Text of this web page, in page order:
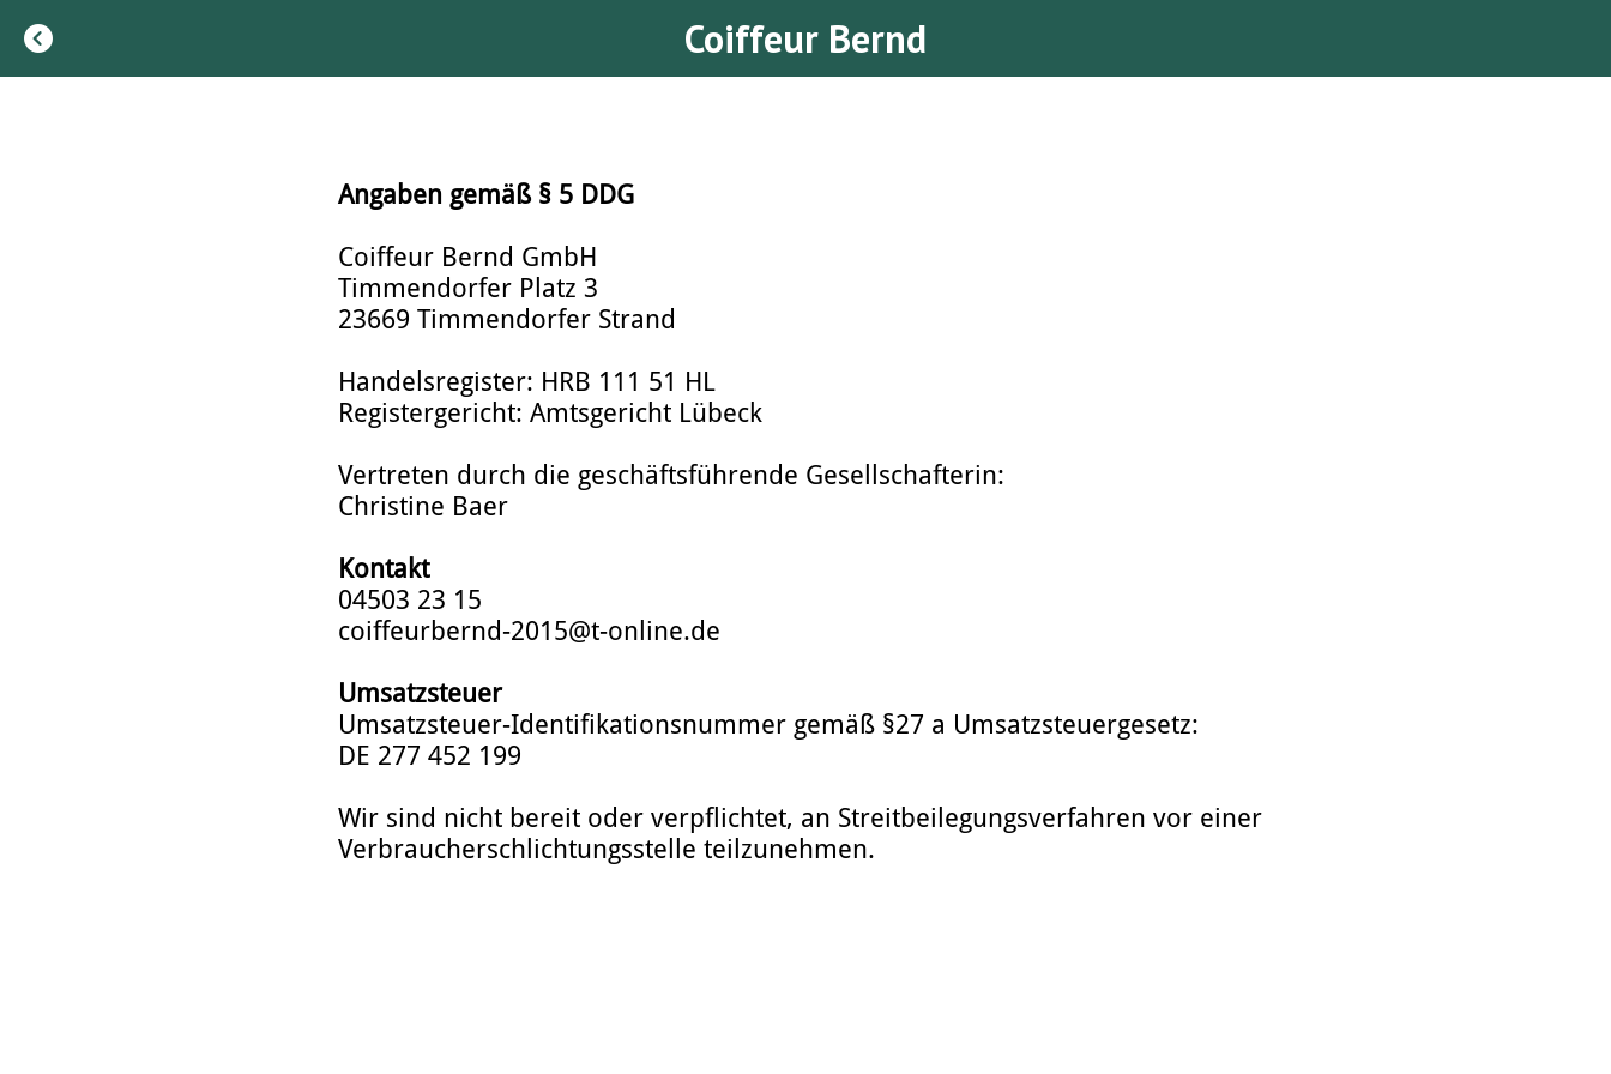
Coiffeur Bernd
Angaben gemäß § 5 DDG
Coiffeur Bernd GmbH
Timmendorfer Platz 3
23669 Timmendorfer Strand
Handelsregister: HRB 111 51 HL
Registergericht: Amtsgericht Lübeck
Vertreten durch die geschäftsführende Gesellschafterin:
Christine Baer
Kontakt
04503 23 15
coiffeurbernd-2015@t-online.de
Umsatzsteuer
Umsatzsteuer-Identifikationsnummer gemäß §27 a Umsatzsteuergesetz:
DE 277 452 199
Wir sind nicht bereit oder verpflichtet, an Streitbeilegungsverfahren vor einer